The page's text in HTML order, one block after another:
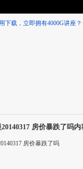
下载，立即拥有4000G讲座？
房价暴跌了吗
房价暴跌了吗